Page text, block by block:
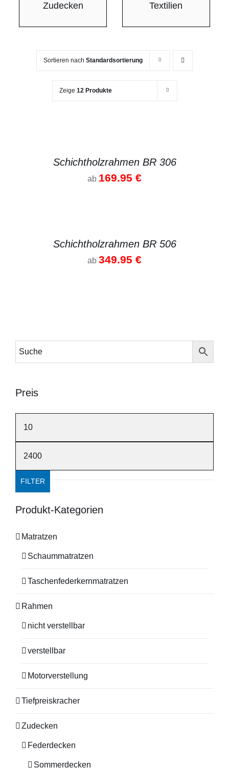
Zudecken Textilien
Sortieren nach Standardsortierung
Zeige 12 Produkte
Schichtholzrahmen BR 306
ab 169.95 €
Schichtholzrahmen BR 506
ab 349.95 €
Preis
FILTER
Produkt-Kategorien
Matratzen
Schaummatratzen
Taschenfederkernmatratzen
Rahmen
nicht verstellbar
verstellbar
Motorverstellung
Tiefpreiskracher
Zudecken
Federdecken
Sommerdecken